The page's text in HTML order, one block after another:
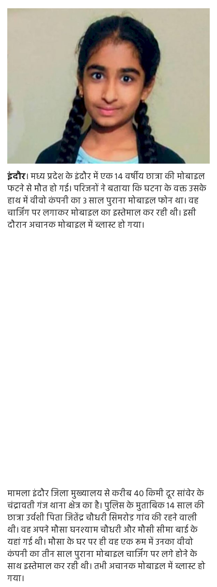
इंदौर। मध्य प्रदेश के इंदौर में एक 14 वर्षीय छात्रा की मोबाइल
फटने से मौत हो गई। परिजनों ने बताया कि घटना के वक्त उसके
हाथ में वीवो कंपनी का 3 साल पुराना मोबाइल फोन था। वह
चार्जिंग पर लगाकर मोबाइल का इस्तेमाल कर रही थी। इसी
दौरान अचानक मोबाइल में ब्लास्ट हो गया।
मामला इंदौर जिला मुख्यालय से करीब 40 किमी दूर सांवेर के
चंद्रावती गंज थाना क्षेत्र का है। पुलिस के मुताबिक 14 साल की
छात्रा उर्वशी पिता जितेंद्र चौधरी सिमरोड गांव की रहने वाली
थी। वह अपने मौसा घनश्याम चौधरी और मौसी सीमा बाई के
यहां गई थी। मौसा के घर पर ही वह एक रूम में उनका वीवो
कंपनी का तीन साल पुराना मोबाइल चार्जिंग पर लगे होने के
साथ इस्तेमाल कर रही थी। तभी अचानक मोबाइल में ब्लास्ट हो
गया।